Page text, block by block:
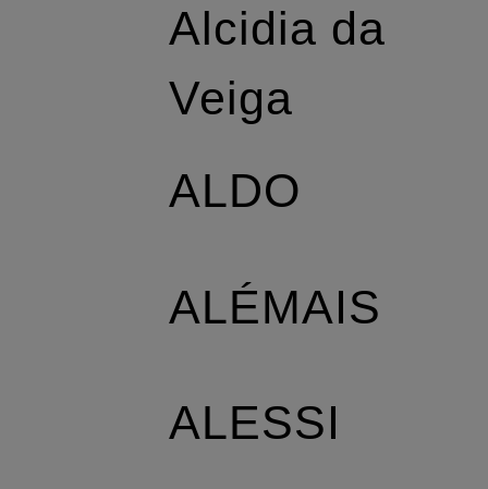
Alcidia da
Veiga
ALDO
ALÉMAIS
ALESSI